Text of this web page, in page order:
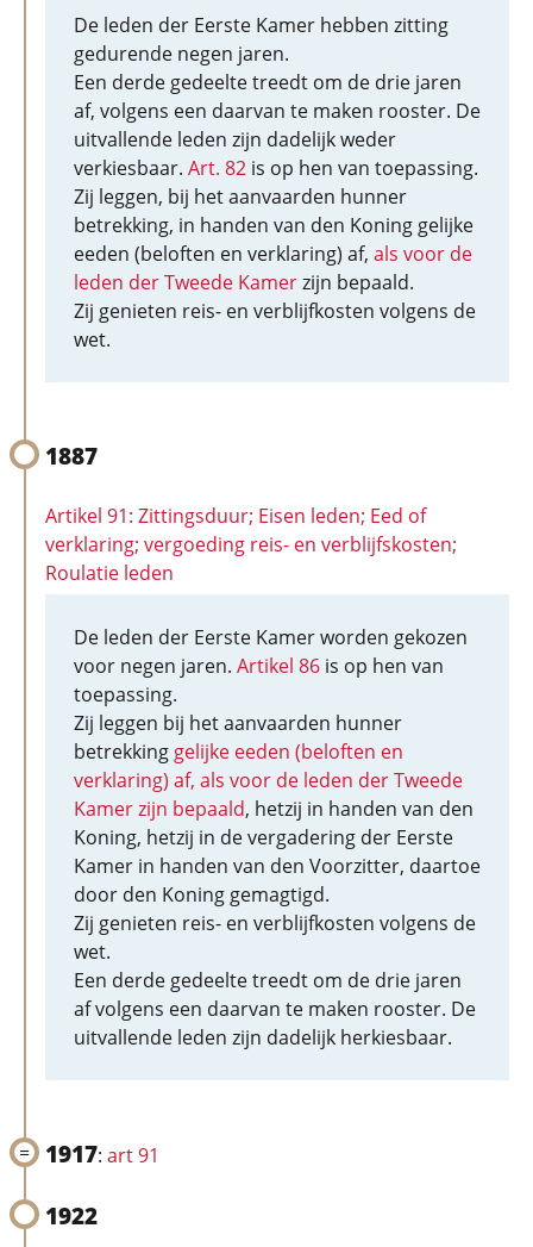
De leden der Eerste Kamer hebben zitting
gedurende negen jaren.
Een derde gedeelte treedt om de drie jaren
af, volgens een daarvan te maken rooster. De
uitvallende leden zijn dadelijk weder
verkiesbaar. Art. 82 is op hen van toepassing.
Zij leggen, bij het aanvaarden hunner
betrekking, in handen van den Koning gelijke
eeden (beloften en verklaring) af, als voor de
leden der Tweede Kamerzijn bepaald.
Zij genieten reis- en verblijfkosten volgens de
wet.
1887
Artikel 91: Zittingsduur; Eisen leden; Eed of
verklaring; vergoeding reis- en verblijfskosten;
Roulatie leden
De leden der Eerste Kamer worden gekozen
voor negen jaren. Artikel 86 is op hen van
toepassing.
Zij leggen bij het aanvaarden hunner
betrekking gelijke eeden (beloften en
verklaring) af, als voor de leden der Tweede
Kamer zijn bepaald, hetzij in handen van den
Koning, hetzij in de vergadering der Eerste
Kamer in handen van den Voorzitter, daartoe
door den Koning gemagtigd.
Zij genieten reis- en verblijfkosten volgens de
wet.
Een derde gedeelte treedt om de drie jaren
af volgens een daarvan te maken rooster. De
uitvallende leden zijn dadelijk herkiesbaar.
1917: art 91
1922